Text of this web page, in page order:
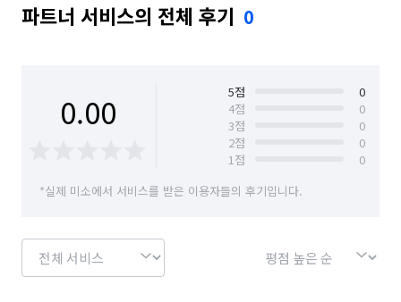
파트너 서비스의 전체 후기 0
0.00 5점
0
4점
0
3점
0
2점
0
1점
0
*실제 미소에서 서비스를 받은 이용자들의 후기입니다.